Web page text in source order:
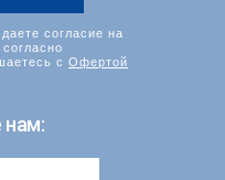
согласие на
с Офертой
нам: